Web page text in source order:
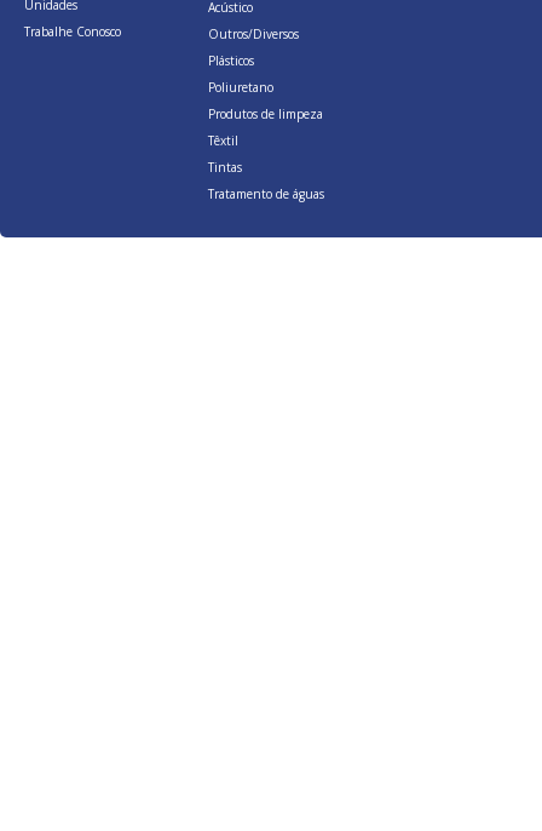
Unidades
Trabalhe Conosco
Acústico
Outros/Diversos
Plásticos
Poliuretano
Produtos de limpeza
Têxtil
Tintas
Tratamento de águas